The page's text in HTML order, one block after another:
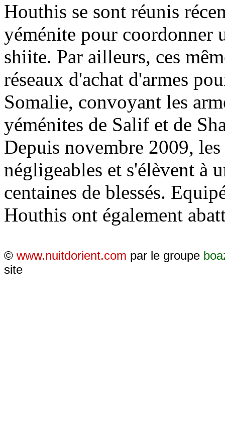
Houthis se sont réunis
yéménite pour coordonner
shiite. Par ailleurs, ces
réseaux d'achat d'armes
Somalie, convoyant les
yéménites de Salif et de
Depuis novembre 2009,
négligeables et s'élèvent à
centaines de blessés.
Houthis ont également
© www.nuitdorient.com par le groupe
site